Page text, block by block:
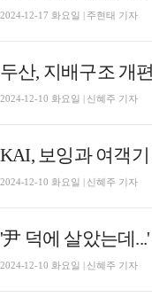
2024-12-17 화요일 | 주현태 기자
두산, 지배구조 개
2024-12-10 화요일 | 신혜주 기자
KAI, 보잉과 여객
2024-12-10 화요일 | 신혜주 기자
'尹 덕에 살았는데
2024-12-10 화요일 | 신혜주 기자